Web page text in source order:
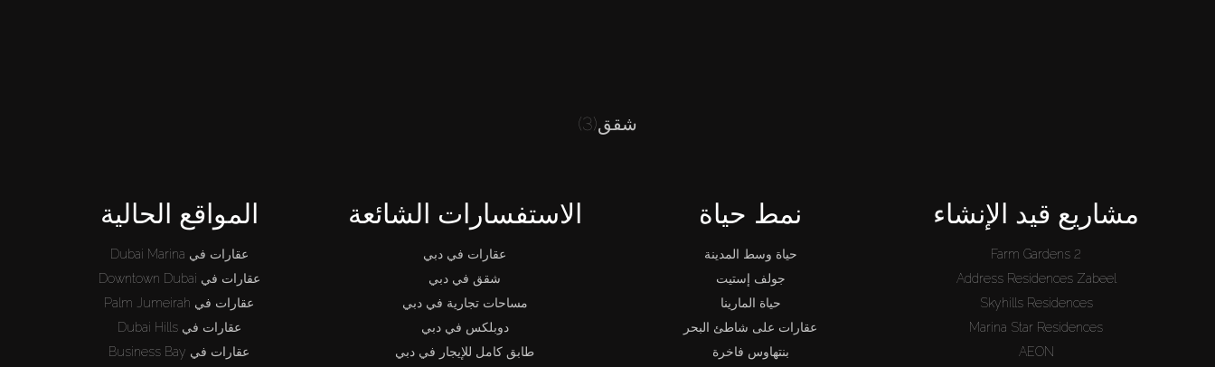
شقق(3)
المواقع الحالية
عقارات في Dubai Marina
عقارات في Downtown Dubai
عقارات في Palm Jumeirah
عقارات في Dubai Hills
عقارات في Business Bay
الاستفسارات الشائعة
عقارات في دبي
شقق في دبي
مساحات تجارية في دبي
دوبلكس في دبي
طابق كامل للإيجار في دبي
نمط حياة
حياة وسط المدينة
جولف إستيت
حياة المارينا
عقارات على شاطئ البحر
بنتهاوس فاخرة
مشاريع قيد الإنشاء
Farm Gardens 2
Address Residences Zabeel
Skyhills Residences
Marina Star Residences
AEON